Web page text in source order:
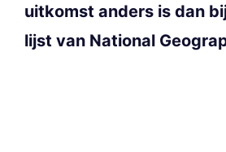
uitkomst anders is dan
lijst van National